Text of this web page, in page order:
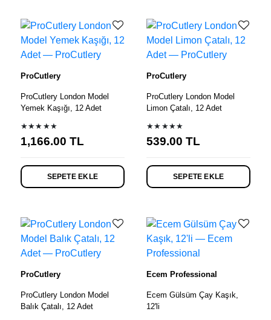
ProCutlery
ProCutlery London Model
Yemek Kaşığı, 12 Adet
★★★★★
1,166.00 TL
SEPETE EKLE
ProCutlery
ProCutlery London Model
Limon Çatalı, 12 Adet
★★★★★
539.00 TL
SEPETE EKLE
ProCutlery
ProCutlery London Model
Balık Çatalı, 12 Adet
Ecem Professional
Ecem Gülsüm Çay Kaşık,
12'li